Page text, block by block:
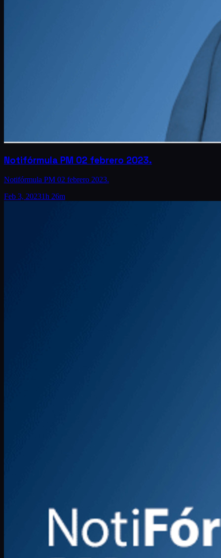
Notifórmula PM 02 febrero 2023.
Notifórmula PM 02 febrero 2023.
Feb 3, 20231h 26m